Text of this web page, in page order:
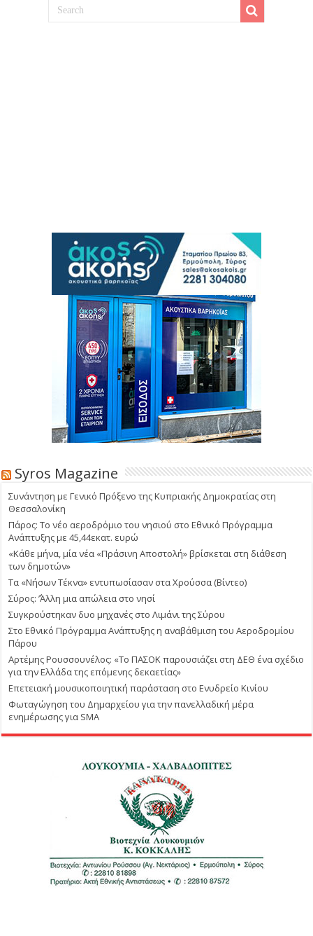
Syros Magazine
Συνάντηση με Γενικό Πρόξενο της Κυπριακής Δημοκρατίας στη
Θεσσαλονίκη
Πάρος: Το νέο αεροδρόμιο του νησιού στο Εθνικό Πρόγραμμα
Ανάπτυξης με 45,44εκατ. ευρώ
«Κάθε μήνα, μία νέα «Πράσινη Αποστολή» βρίσκεται στη διάθεση
των δημοτών»
Τα «Νήσων Τέκνα» εντυπωσίασαν στα Χρούσσα (Βίντεο)
Σύρος: ΄’Άλλη μια απώλεια στο νησί
Συγκρούστηκαν δυο μηχανές στο Λιμάνι της Σύρου
Στο Εθνικό Πρόγραμμα Ανάπτυξης η αναβάθμιση του Αεροδρομίου
Πάρου
Αρτέμης Ρουσσουνέλος: «Το ΠΑΣΟΚ παρουσιάζει στη ΔΕΘ ένα σχέδιο
για την Ελλάδα της επόμενης δεκαετίας»
Επετειακή μουσικοποιητική παράσταση στο Ενυδρείο Κινίου
Φωταγώγηση του Δημαρχείου για την πανελλαδική μέρα
ενημέρωσης για SMA